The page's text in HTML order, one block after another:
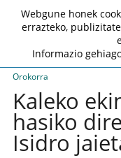
Orokorra
Kaleko
hasiko
Isidro
Webgune honek
errazteko,
Informazio